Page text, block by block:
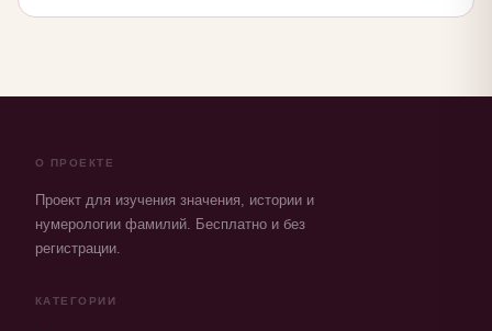
О ПРОЕКТЕ
Проект для изучения значения, истории и
нумерологии фамилий. Бесплатно и без
регистрации.
КАТЕГОРИИ